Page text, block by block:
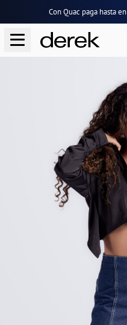
Con Quac paga hasta en